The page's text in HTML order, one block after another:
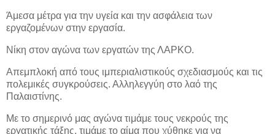
Άμεσα μέτρα για την υγεία και την ασφάλεια των
εργαζομένων στην εργασία.
Νίκη στον αγώνα των εργατών της ΛΑΡΚΟ.
Απεμπλοκή από τους ιμπεριαλιστικούς σχεδιασμούς και τις
πολεμικές συγκρούσεις. Αλληλεγγύη στο λαό της
Παλαιστίνης.
Με το σημερινό μας αγώνα τιμάμε τους νεκρούς της
εργατικής τάξης, τιμάμε το αίμα που χύθηκε για να